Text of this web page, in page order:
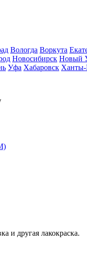
Вологда Воркута
Новосибирск Новый
Уфа Хабаровск